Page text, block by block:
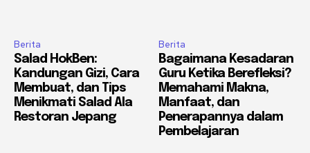
Berita
Salad HokBen:
Kandungan Gizi, Cara
Membuat, dan Tips
Menikmati Salad Ala
Restoran Jepang
Berita
Bagaimana Kesadaran
Guru Ketika Berefleksi?
Memahami Makna,
Manfaat, dan
Penerapannya dalam
Pembelajaran